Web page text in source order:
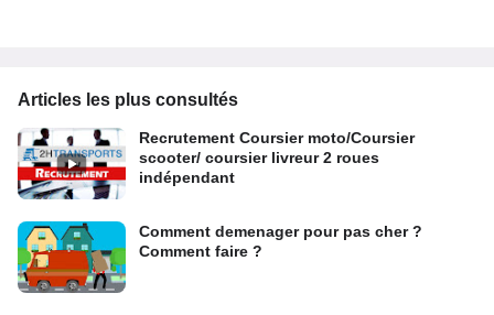
Articles les plus consultés
Recrutement Coursier moto/Coursier
scooter/ coursier livreur 2 roues
indépendant
Comment demenager pour pas cher ?
Comment faire ?